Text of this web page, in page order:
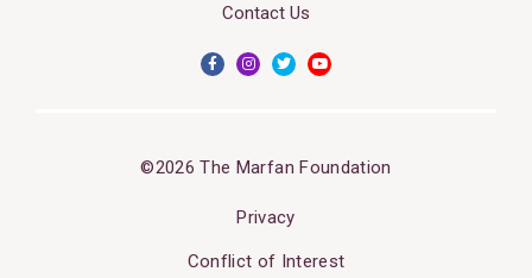
Contact Us
©2026 The Marfan Foundation
Privacy
Conflict of Interest